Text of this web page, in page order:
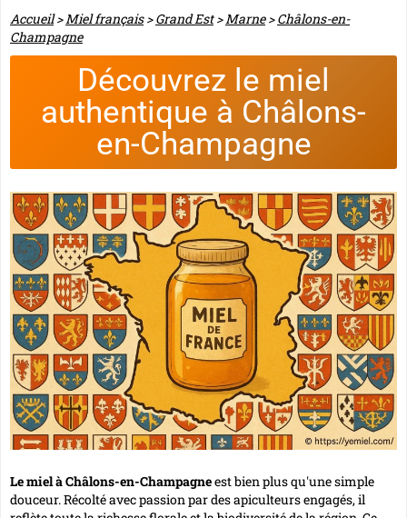
Accueil>Miel français>Grand Est>Marne>Châlons-en-
Champagne
Découvrez le miel
authentique à Châlons-
en-Champagne
Le miel à Châlons-en-Champagneest bien plus qu'une simple
douceur. Récolté avec passion par des apiculteurs engagés, il